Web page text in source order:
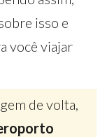
isso e
você viajar
de volta,